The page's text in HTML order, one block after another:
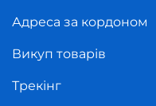
Адреса за кордоном
Викуп товарів
Трекінг